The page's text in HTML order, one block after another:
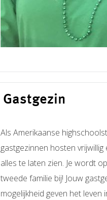
Gastgezin
Als Amerikaanse
gastgezinnen hosten
alles te laten zien. Je wordt
tweede familie bij! Jouw
mogelijkheid geven het